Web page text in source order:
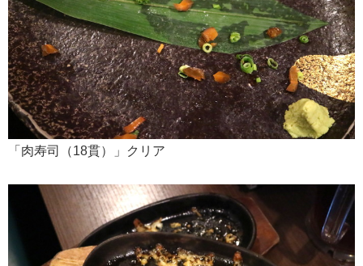
「肉寿司（18貫）」クリア